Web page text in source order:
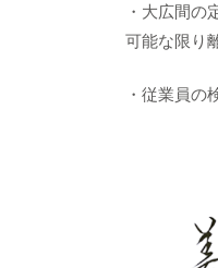
・大広間の
可能な限り
・従業員の